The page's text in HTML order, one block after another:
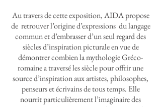
Au travers de cette exposition, AIDA propose
de retrouver l’origine d’expressions du langage
commun et d’embrasser d’un seul regard des
siècles d’inspiration picturale en vue de
démontrer combien la mythologie Gréco-
romaine a traversé les siècle pour offrir une
source d’inspiration aux artistes, philosophes,
penseurs et écrivains de tous temps. Elle
nourrit particulièrement l’imaginaire des